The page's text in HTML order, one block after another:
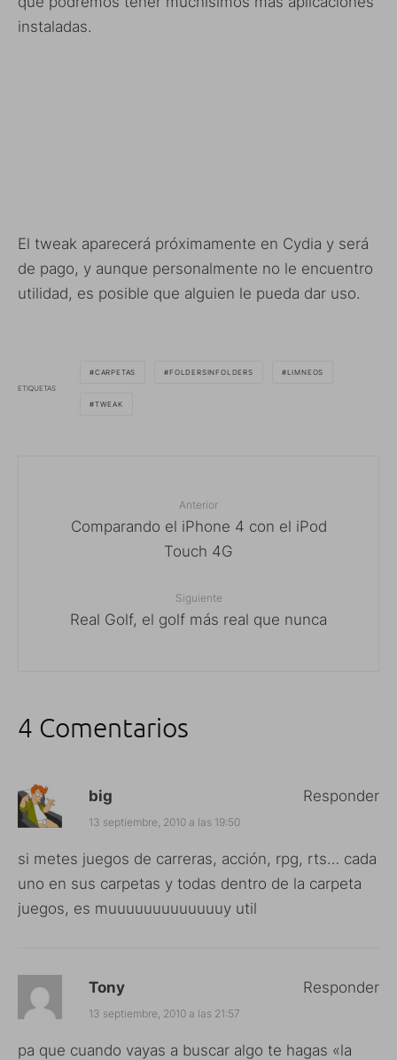
instaladas.
El tweak aparecerá próximamente en Cydia y será
de pago, y aunque personalmente no le encuentro
utilidad, es posible que alguien le pueda dar uso.
ETIQUETAS
CARPETAS FOLDERSINFOLDERS LIMNEOS
TWEAK
Anterior
Comparando el iPhone 4 con el iPod
Touch 4G
Siguiente
Real Golf, el golf más real que nunca
4 Comentarios
big
13 septiembre, 2010 a las 19:50
si metes juegos de carreras, acción, rpg, rts… cada
uno en sus carpetas y todas dentro de la carpeta
juegos, es muuuuuuuuuuuuuy util
Responder
Tony
13 septiembre, 2010 a las 21:57
pa que cuando vayas a buscar algo te hagas «la
Responder